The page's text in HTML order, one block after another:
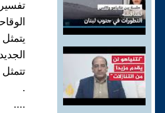
.
....